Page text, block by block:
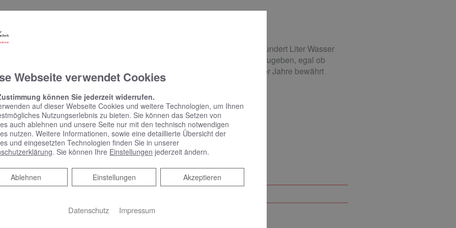
macht
gerecht werden. Nicht nur, dass das Material täglich über hundert Liter Wasser
hohen Standards entsprechen, um keine Schadstoffe ins Wasser abzugeben, egal ob
setzen wir auf Qualitätsprodukte führender Hersteller, die sich bereits über Jahre bewährt
für Sie
und Beratung
Planung, basierend auf Ihren Wünschen und Ideen
eine Auswahl an Produkten für Ihr Projekt
Sie eine transparente Kostenaufstellung ohne Überraschungen
Webseite verwendet Cookies
können Sie jederzeit widerrufen.
auf dieser Webseite Cookies und weitere Technologien, um Ihnen
Nutzungserlebnis zu bieten. Sie können das Setzen von
auch ablehnen und unsere Seite nur mit den technisch notwendigen
nutzen. Weitere Informationen, sowie eine detaillierte Übersicht der
und eingesetzten Technologien finden Sie in unserer
. Sie können Ihre Einstellungen jederzeit ändern.
Akzeptieren
Einstellungen
Ablehnen
Ablehnen
Datenschutz Impressum